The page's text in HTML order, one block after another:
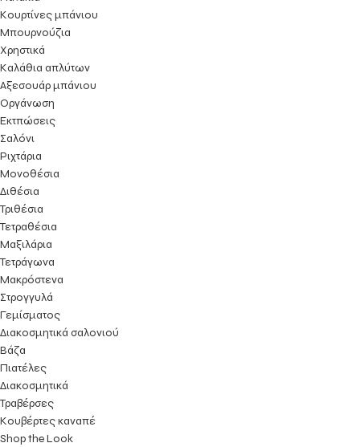
Κουρτίνες μπάνιου
Μπουρνούζια
Χρηστικά
Καλάθια απλύτων
Αξεσουάρ μπάνιου
Οργάνωση
Εκτπώσεις
Σαλόνι
Ριχτάρια
Μονοθέσια
Διθέσια
Τριθέσια
Τετραθέσια
Μαξιλάρια
Τετράγωνα
Μακρόστενα
Στρογγυλά
Γεμίσματος
Διακοσμητικά σαλονιού
Βάζα
Πιατέλες
Διακοσμητικά
Τραβέρσες
Κουβέρτες καναπέ
Shop the Look